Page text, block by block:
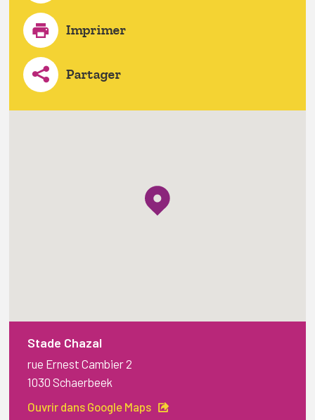
Imprimer
Partager
Stade Chazal
rue Ernest Cambier 2
1030 Schaerbeek
Ouvrir dans Google Maps